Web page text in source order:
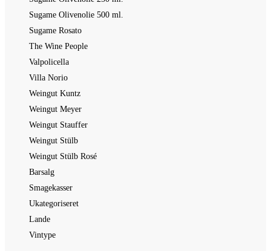
Sugame Olivenolie 500 ml.
Sugame Rosato
The Wine People
Valpolicella
Villa Norio
Weingut Kuntz
Weingut Meyer
Weingut Stauffer
Weingut Stülb
Weingut Stülb Rosé
Barsalg
Smagekasser
Ukategoriseret
Lande
Vintype